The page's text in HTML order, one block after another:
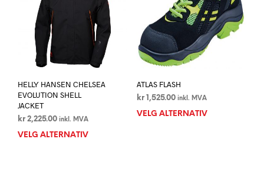
produktsiden
HELLY HANSEN CHELSEA
EVOLUTION SHELL
JACKET
kr 2,225.00 inkl. MVA
VELG ALTERNATIV
ATLAS FLASH
kr1,525.00 inkl. MVA
VELG ALTERNATIV